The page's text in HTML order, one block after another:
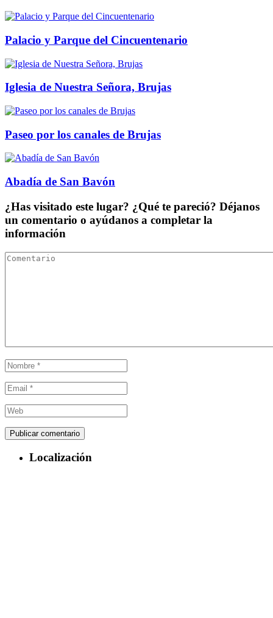
Palacio y Parque del Cincuentenario
Iglesia de Nuestra Señora, Brujas
Paseo por los canales de Brujas
Abadía de San Bavón
¿Has visitado este lugar? ¿Qué te pareció? Déjanos
un comentario o ayúdanos a completar la
información
Localización